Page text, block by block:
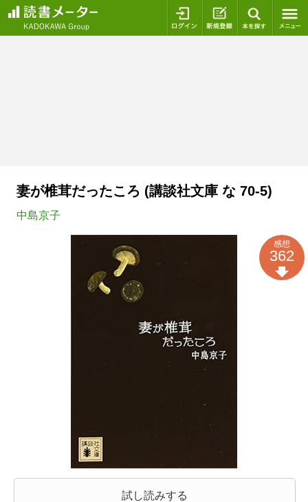
ログイン 新規登録
妻が椎茸だったころ (講談社文庫 な 70-5)
中島京子
試し読みする
感想
362